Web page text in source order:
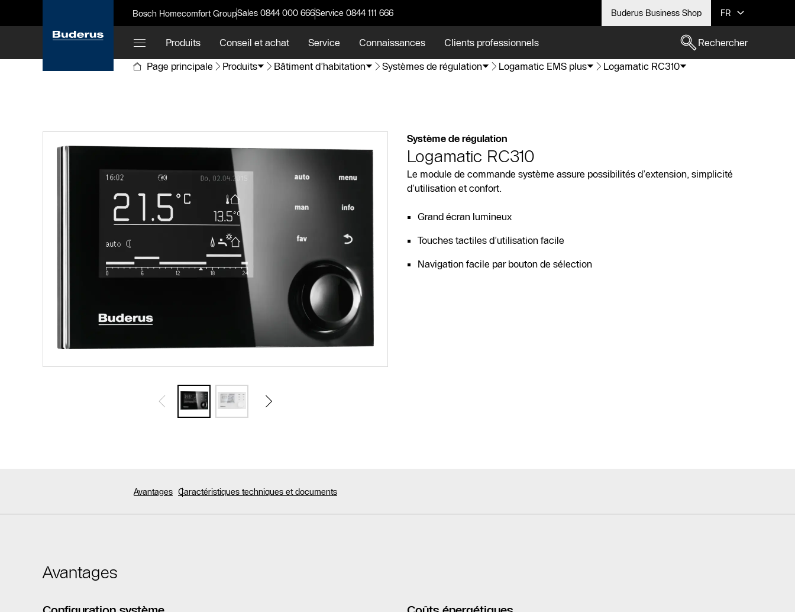
Bosch Homecomfort GroupSales 0844 000 666Service 0844 111 666 Buderus Business Shop FR
Produits Conseil et achat Service Connaissances Clients professionnels
Rechercher
Page principale
Produits Bâtiment d’habitation Systèmes de régulation Logamatic EMS plus Logamatic RC310
Système de régulation
Logamatic RC310
Le module de commande système assure possibilités d’extension, simplicité
d’utilisation et confort.
Grand écran lumineux
Touches tactiles d’utilisation facile
Navigation facile par bouton de sélection
Avantages Caractéristiques techniques et documents
Avantages